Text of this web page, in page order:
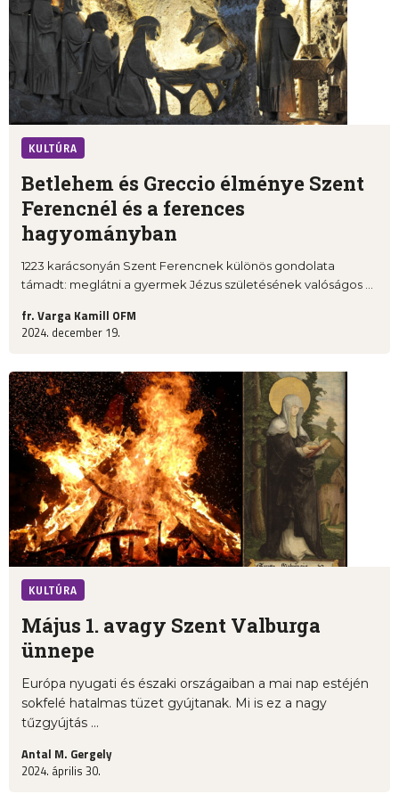
KULTÚRA
Betlehem és Greccio élménye Szent
Ferencnél és a ferences
hagyományban
1223 karácsonyán Szent Ferencnek különös gondolata
támadt: meglátni a gyermek Jézus születésének valóságos ...
fr. Varga Kamill OFM
2024. december 19.
KULTÚRA
Május 1. avagy Szent Valburga
ünnepe
Európa nyugati és északi országaiban a mai nap estéjén
sokfelé hatalmas tüzet gyújtanak. Mi is ez a nagy
tűzgyújtás ...
Antal M. Gergely
2024. április 30.